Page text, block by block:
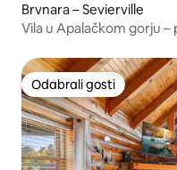
Brvnara – Sevierville
Vila u Apalačkom gorju –
Odabrali gosti
Odabrali gosti